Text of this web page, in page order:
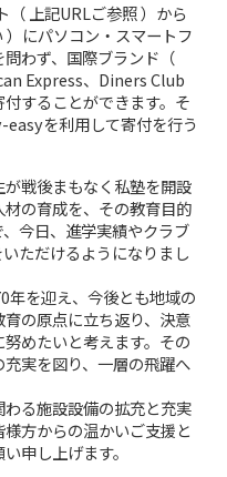
上記URLご参照 ）から
にパソコン・スマートフ
わず、国際ブランド（
Express、Diners Club
することができます。そ
を利用して寄付を行う
戦後まもなく私塾を開設
の育成を、その教育目的
今日、進学実績やクラブ
ただけるようになりまし
を迎え、今後とも地域の
の原点に立ち返り、決意
めたいと考えます。その
実を図り、一層の飛躍へ
る施設設備の拡充と充実
方からの温かいご支援と
申し上げます。